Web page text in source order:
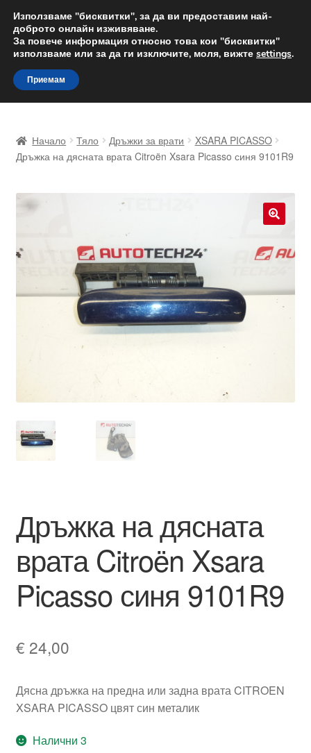
ДОСТАВКА от 12 лв.
Доставка по целия свят
Skip
to
navigation
Skip
to
content
Доставка по целия свят
Количка
Контакт
Правила и условия
Разгледайте
Транспорт
Начало Тяло Дръжки за врати
XSARA PICASSO
Дръжка на дясната врата Citroën Xsara Picasso синя 9101R9
Дръжка на дясната
врата Citroën Xsara
Picasso синя 9101R9
€ 24,00
Дясна дръжка на предна или задна врата CITROEN
XSARA PICASSO цвят син металик
Налични 3
Използваме "бисквитки", за да ви предоставим най-
доброто онлайн изживяване.
За повече информация относно това кои "бисквитки"
използваме или за да ги изключите, моля, вижте settings.
Приемам